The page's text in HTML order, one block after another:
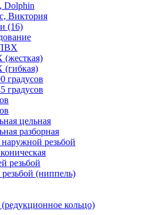
Dolphin
Виктория
(16)
(жесткая)
(гибкая)
градусов
градусов
цельная
разборная
резьбой
резьбой
(ниппель)
кольцо)